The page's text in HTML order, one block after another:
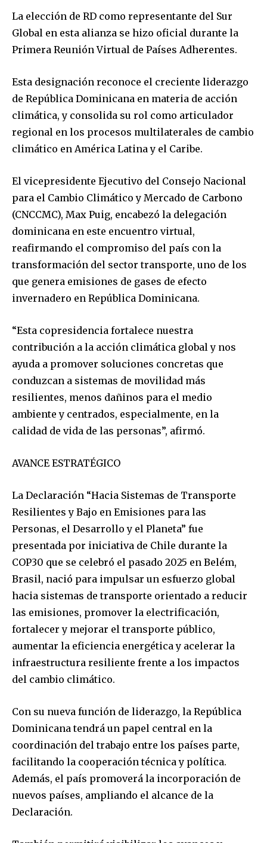
La elección de RD como representante del Sur
Global en esta alianza se hizo oficial durante la
Primera Reunión Virtual de Países Adherentes.
Esta designación reconoce el creciente liderazgo
de República Dominicana en materia de acción
climática, y consolida su rol como articulador
regional en los procesos multilaterales de cambio
climático en América Latina y el Caribe.
El vicepresidente Ejecutivo del Consejo Nacional
para el Cambio Climático y Mercado de Carbono
(CNCCMC), Max Puig, encabezó la delegación
dominicana en este encuentro virtual,
reafirmando el compromiso del país con la
transformación del sector transporte, uno de los
que genera emisiones de gases de efecto
invernadero en República Dominicana.
“Esta copresidencia fortalece nuestra
contribución a la acción climática global y nos
ayuda a promover soluciones concretas que
conduzcan a sistemas de movilidad más
resilientes, menos dañinos para el medio
ambiente y centrados, especialmente, en la
calidad de vida de las personas”, afirmó.
AVANCE ESTRATÉGICO
La Declaración “Hacia Sistemas de Transporte
Resilientes y Bajo en Emisiones para las
Personas, el Desarrollo y el Planeta” fue
presentada por iniciativa de Chile durante la
COP30 que se celebró el pasado 2025 en Belém,
Brasil, nació para impulsar un esfuerzo global
hacia sistemas de transporte orientado a reducir
las emisiones, promover la electrificación,
fortalecer y mejorar el transporte público,
aumentar la eficiencia energética y acelerar la
infraestructura resiliente frente a los impactos
del cambio climático.
Con su nueva función de liderazgo, la República
Dominicana tendrá un papel central en la
coordinación del trabajo entre los países parte,
facilitando la cooperación técnica y política.
Además, el país promoverá la incorporación de
nuevos países, ampliando el alcance de la
Declaración.